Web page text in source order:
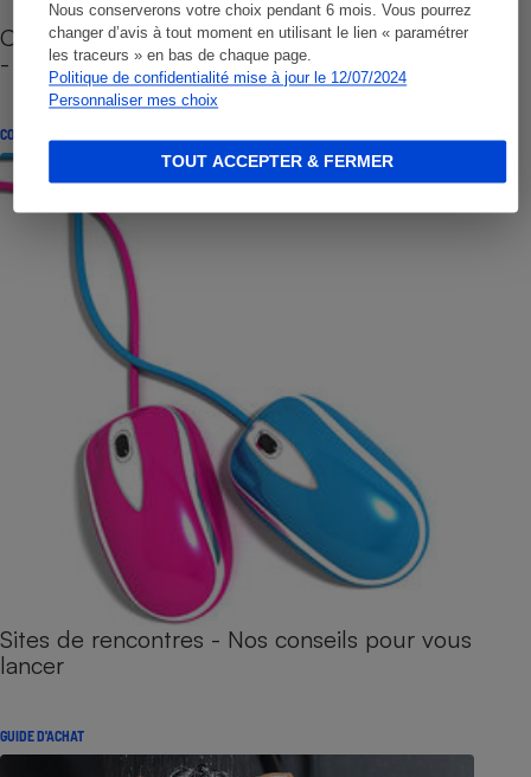
Nous conserverons votre choix pendant 6 mois. Vous pourrez
changer d’avis à tout moment en utilisant le lien « paramétrer
les traceurs » en bas de chaque page.
Politique de confidentialité mise à jour le 12/07/2024
Personnaliser mes choix
TOUT ACCEPTER & FERMER
Cafetière à capsules zéro déchet CoffeeB (vidéo)
- Premières impressions
CONSEILS
Sites de rencontres - Nos conseils pour vous
lancer
GUIDE D'ACHAT